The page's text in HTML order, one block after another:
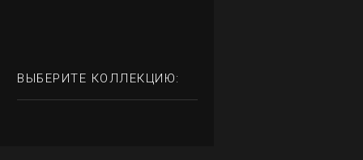
ВЫБЕРИТЕ КОЛЛЕКЦИЮ: